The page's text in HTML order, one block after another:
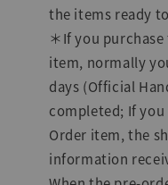
the items ready
＊If you
item, normally
days (Official
completed; If
Order item, the
information